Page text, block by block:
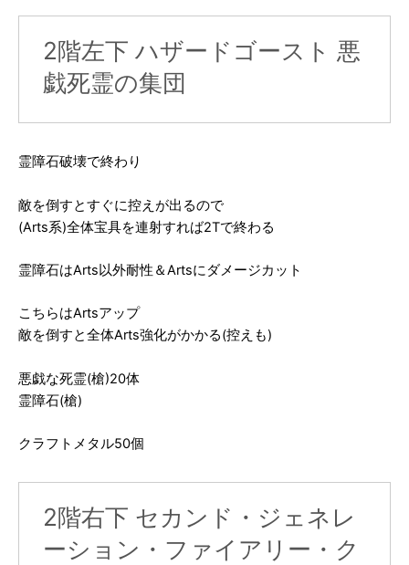
2階左下 ハザードゴースト 悪
戯死霊の集団
霊障石破壊で終わり
敵を倒すとすぐに控えが出るので
(Arts系)全体宝具を連射すれば2Tで終わる
霊障石はArts以外耐性＆Artsにダメージカット
こちらはArtsアップ
敵を倒すと全体Arts強化がかかる(控えも)
悪戯な死霊(槍)20体
霊障石(槍)
クラフトメタル50個
2階右下 セカンド・ジェネレ
ーション・ファイアリー・ク